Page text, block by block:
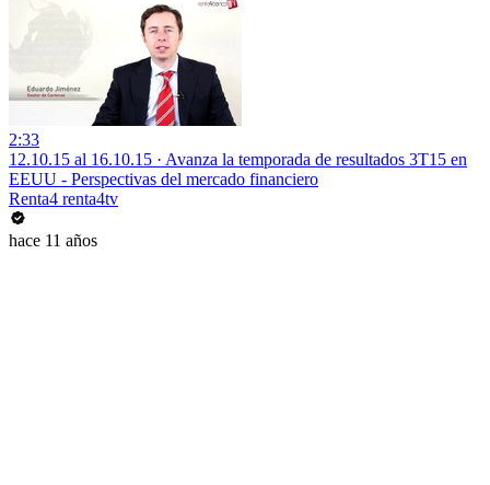
2:33
12.10.15 al 16.10.15 · Avanza la temporada de resultados 3T15 en
EEUU - Perspectivas del mercado financiero
Renta4 renta4tv
hace 11 años